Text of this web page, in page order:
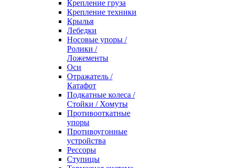
Крепление груза
Крепление техники
Крылья
Лебедки
Носовые упоры /
Ролики /
Ложементы
Оси
Отражатель /
Катафот
Подкатные колеса /
Стойки / Хомуты
Противооткатные
упоры
Противоугонные
устройства
Рессоры
Ступицы